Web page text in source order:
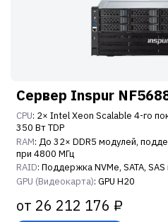
Сервер Inspur
CPU: 2× Intel Xeon Scalable 4-го
350 Вт TDP
RAM: До 32× DDR5 модулей,
при 4800 МГц
RAID: Поддержка NVMe, SATA,
GPU (Видеокарта): GPU H20
от 26 212 176 ₽